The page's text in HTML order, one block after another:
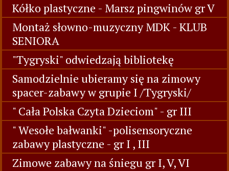
Kółko plastyczne - Marsz pingwinów gr V
Montaż słowno-muzyczny MDK - KLUB
SENIORA
"Tygryski" odwiedzają bibliotekę
Samodzielnie ubieramy się na zimowy
spacer-zabawy w grupie I /Tygryski/
" Cała Polska Czyta Dzieciom" - gr III
" Wesołe bałwanki" -polisensoryczne
zabawy plastyczne - gr I , III
Zimowe zabawy na śniegu gr I, V, VI